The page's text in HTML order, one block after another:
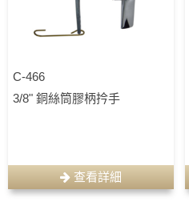
C-466
3/8" 銅絲筒膠柄扲手
查看詳細